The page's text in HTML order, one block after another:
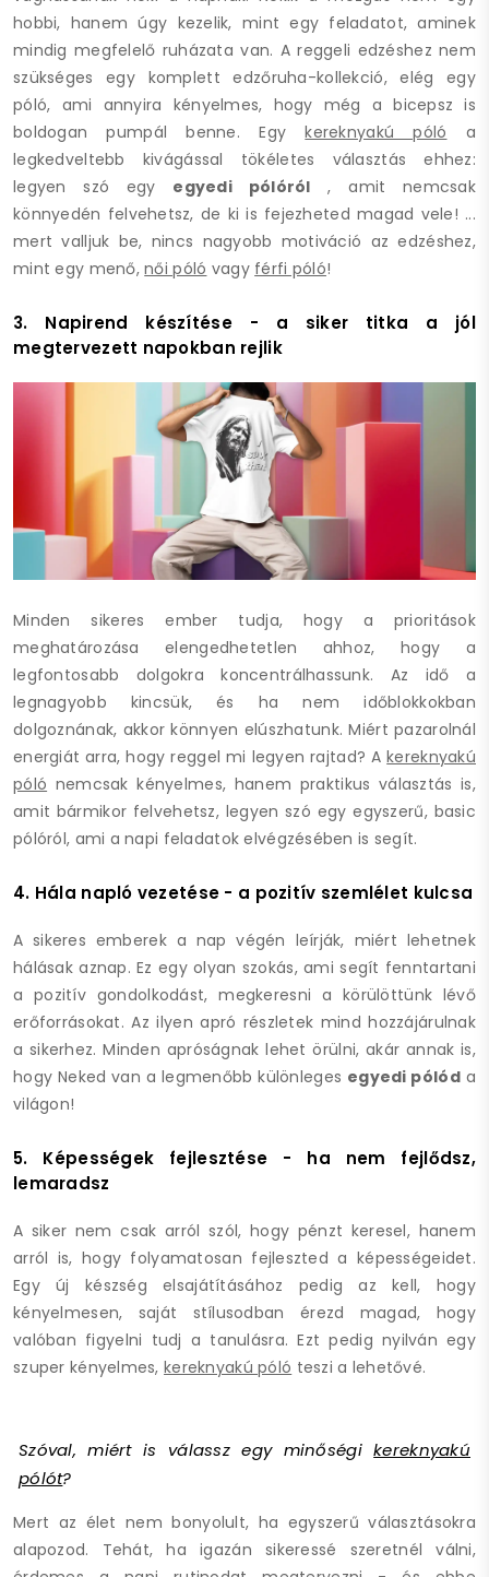
hobbi, hanem úgy kezelik, mint egy feladatot, aminek
mindig megfelelő ruházata van. A reggeli edzéshez nem
szükséges egy komplett edzőruha-kollekció, elég egy
póló, ami annyira kényelmes, hogy még a bicepsz is
boldogan pumpál benne. Egykereknyakú póló a
legkedveltebb kivágással tökéletes választás ehhez:
legyen szó egy egyedi pólóról , amit nemcsak
könnyedén felvehetsz, de ki is fejezheted magad vele! ...
mert valljuk be, nincs nagyobb motiváció az edzéshez,
mint egy menő,női póló vagy férfi póló!
3. Napirend készítése - a siker titka a jól
megtervezett napokban rejlik
Minden sikeres ember tudja, hogy a prioritások
meghatározása elengedhetetlen ahhoz, hogy a
legfontosabb dolgokra koncentrálhassunk. Az idő a
legnagyobb kincsük, és ha nem időblokkokban
dolgoznának, akkor könnyen elúszhatunk. Miért pazarolnál
energiát arra, hogy reggel mi legyen rajtad? Akereknyakú
póló nemcsak kényelmes, hanem praktikus választás is,
amit bármikor felvehetsz, legyen szó egy egyszerű, basic
pólóról, ami a napi feladatok elvégzésében is segít.
4. Hála napló vezetése - a pozitív szemlélet kulcsa
A sikeres emberek a nap végén leírják, miért lehetnek
hálásak aznap. Ez egy olyan szokás, ami segít fenntartani
a pozitív gondolkodást, megkeresni a körülöttünk lévő
erőforrásokat. Az ilyen apró részletek mind hozzájárulnak
a sikerhez. Minden apróságnak lehet örülni, akár annak is,
hogy Neked van a legmenőbb különleges egyedi pólóda
világon!
5. Képességek fejlesztése - ha nem fejlődsz,
lemaradsz
A siker nem csak arról szól, hogy pénzt keresel, hanem
arról is, hogy folyamatosan fejleszted a képességeidet.
Egy új készség elsajátításához pedig az kell, hogy
kényelmesen, saját stílusodban érezd magad, hogy
valóban figyelni tudj a tanulásra. Ezt pedig nyilván egy
szuper kényelmes,kereknyakú póló teszi a lehetővé.
Szóval, miért is válassz egy minőségikereknyakú
pólót?
Mert az élet nem bonyolult, ha egyszerű választásokra
alapozod. Tehát, ha igazán sikeressé szeretnél válni,